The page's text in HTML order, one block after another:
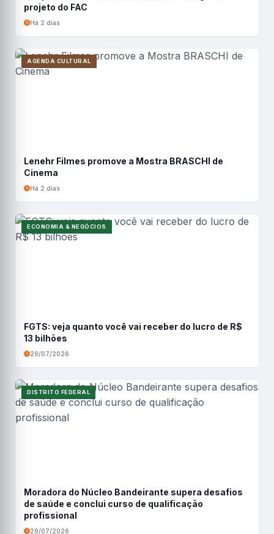
projeto do FAC
Há 2 dias
AGENDA CULTURAL
Lenehr Filmes promove a Mostra BRASCHI de
Cinema
Há 2 dias
ECONOMIA & NEGÓCIOS
FGTS: veja quanto você vai receber do lucro de R$
13 bilhões
29/07/2026
DISTRITO FEDERAL
Moradora do Núcleo Bandeirante supera desafios
de saúde e conclui curso de qualificação
profissional
29/07/2026